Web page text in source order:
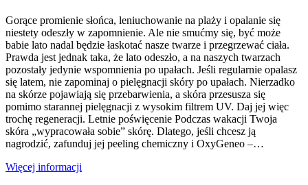
Gorące promienie słońca, leniuchowanie na plaży i opalanie się
niestety odeszły w zapomnienie. Ale nie smućmy się, być może
babie lato nadal będzie łaskotać nasze twarze i przegrzewać ciała.
Prawda jest jednak taka, że ​​lato odeszło, a na naszych twarzach
pozostały jedynie wspomnienia po upałach. Jeśli regularnie opalasz
się latem, nie zapominaj o pielęgnacji skóry po upałach. Nierzadko
na skórze pojawiają się przebarwienia, a skóra przesusza się
pomimo starannej pielęgnacji z wysokim filtrem UV. Daj jej więc
trochę regeneracji. Letnie poświęcenie Podczas wakacji Twoja
skóra „wypracowała sobie” skórę. Dlatego, jeśli chcesz ją
nagrodzić, zafunduj jej peeling chemiczny i OxyGeneo –…
Więcej informacji